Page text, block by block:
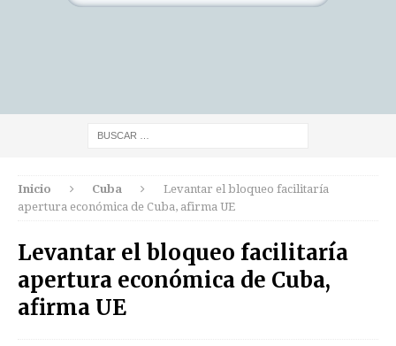
Inicio Cuba
Levantar el bloqueo facilitaría
apertura económica de Cuba, afirma UE
Levantar el bloqueo facilitaría
apertura económica de Cuba,
afirma UE